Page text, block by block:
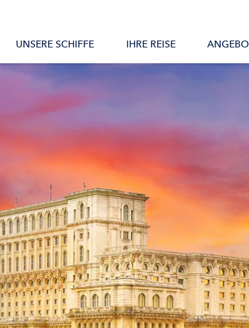
UNSERE SCHIFFE IHRE REISE